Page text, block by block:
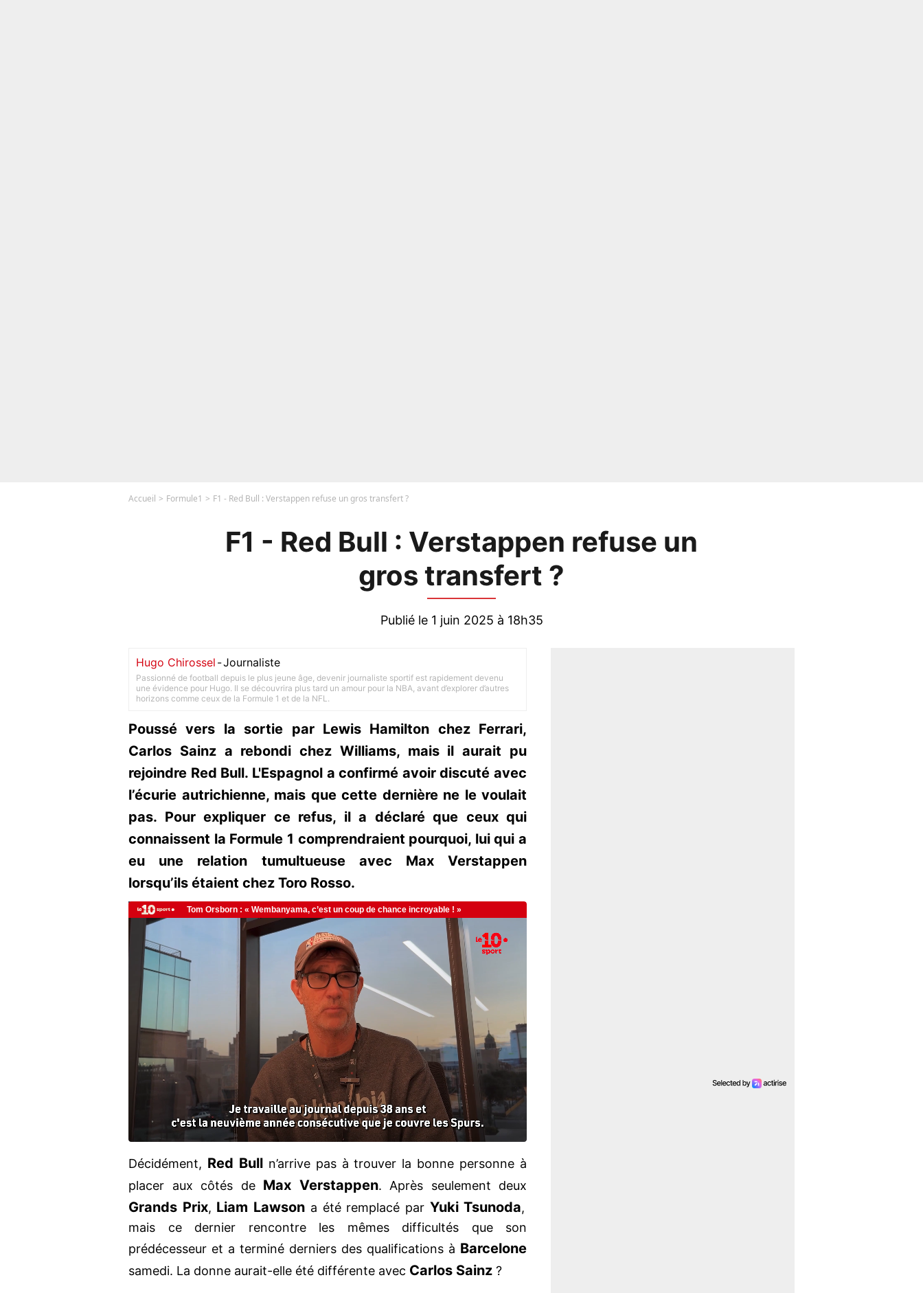
Accueil Formule1 F1 - Red Bull : Verstappen refuse un gros transfert ?
F1 - Red Bull : Verstappen refuse un
gros transfert ?
Publié le 1 juin 2025 à 18h35
Hugo Chirossel -Journaliste
Passionné de football depuis le plus jeune âge, devenir journaliste sportif est rapidement devenu
une évidence pour Hugo. Il se découvrira plus tard un amour pour la NBA, avant d’explorer d’autres
horizons comme ceux de la Formule 1 et de la NFL.
Poussé vers la sortie par Lewis Hamilton chez Ferrari,
Carlos Sainz a rebondi chez Williams, mais il aurait pu
rejoindre Red Bull. L'Espagnol a confirmé avoir discuté avec
l’écurie autrichienne, mais que cette dernière ne le voulait
pas. Pour expliquer ce refus, il a déclaré que ceux qui
connaissent la Formule 1 comprendraient pourquoi, lui qui a
eu une relation tumultueuse avec Max Verstappen
lorsqu’ils étaient chez Toro Rosso.
Décidément, Red Bull n’arrive pas à trouver la bonne personne à
placer aux côtés deMax Verstappen. Après seulement deux
Grands Prix, Liam Lawson a été remplacé par Yuki Tsunoda,
mais ce dernier rencontre les mêmes difficultés que son
prédécesseur et a terminé derniers des qualifications à Barcelone
samedi. La donne aurait-elle été différente avec Carlos Sainz ?